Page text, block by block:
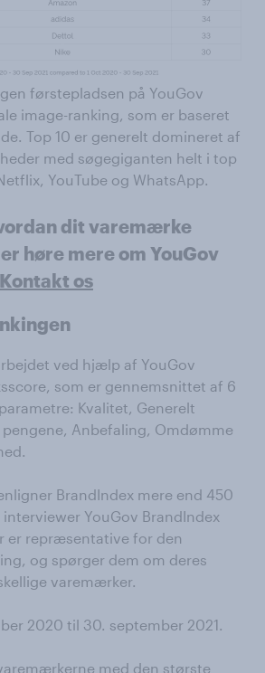
førstepladsen på YouGov
image-ranking, som er baseret
Top 10 er generelt domineret af
med søgegiganten helt i top
YouTube og WhatsApp.
dit varemærke
høre mere om YouGov
Kontakt os
ved hjælp af YouGov
som er gennemsnittet af 6
Kvalitet, Generelt
Anbefaling, Omdømme
BrandIndex mere end 450
YouGov BrandIndex
er repræsentative for den
og spørger dem om deres
varemærker.
2020 til 30. september 2021.
med den største